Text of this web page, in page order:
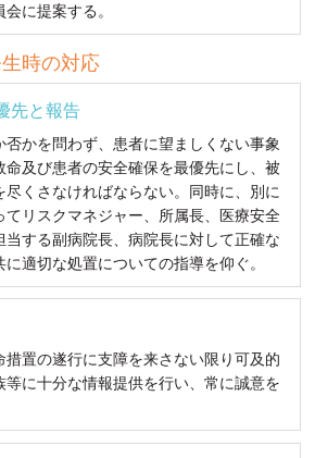
に提案する。
時の対応
先と報告
かを問わず、患者に望ましくない事象
命及び患者の安全確保を最優先にし、被
くさなければならない。同時に、別に
てリスクマネジャー、所属長、医療安全
当する副病院長、病院長に対して正確な
適切な処置についての指導を仰ぐ。
措置の遂行に支障を来さない限り可及的
等に十分な情報提供を行い、常に誠意を